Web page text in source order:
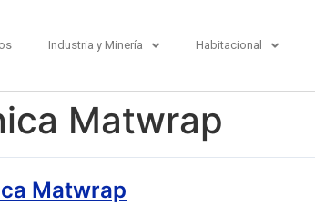
Industria y Minería Habitacional
Matwrap
Matwrap